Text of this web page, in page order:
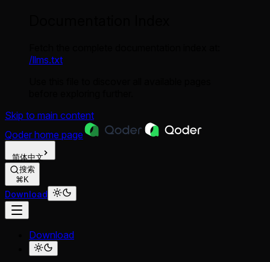
/llms.txt
Skip to main content
Qoder home page
简体中文
搜索
⌘K
Download
Download